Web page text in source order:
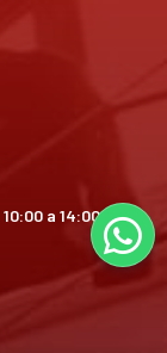
a 14:00 hrs